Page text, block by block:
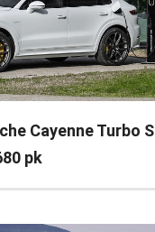
Cayenne Turbo S
pk